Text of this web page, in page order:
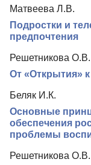
Матвеева Л.В.
Подростки и
предпочтения
Решетникова О.В.
От «Открытия»
Беляк И.К.
Основные
обеспечения
проблемы
Решетникова О.В.